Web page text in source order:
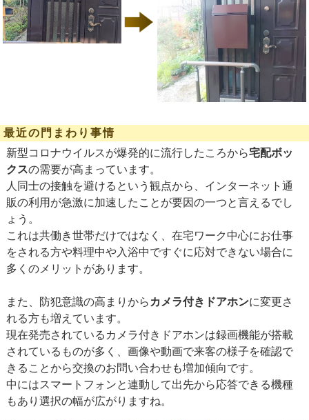
最近の門まわり事情
新型コロナウイルスが爆発的に流行したころから宅配ボッ
クスの需要が高まっています。
人同士の接触を避けるという観点から、インターネット通
販の利用が急激に加速したことが要因の一つと言えるでし
ょう。
これは共働き世帯だけではなく、在宅ワーク中心にお仕事
をされる方や料理中や入浴中ですぐに応対できない場合に
多くのメリットがあります。
また、防犯意識の高まりから カメラ付きドアホンに変更さ
れる方も増えています。
現在発売されているカメラ付きドアホンは録画機能が搭載
されているものが多く、画像や動画で来客の様子を確認で
きることから交換のお問い合わせも増加傾向です。
中にはスマートフォンと連動して出先から応答できる機種
もあり選択の幅が広がりますね。